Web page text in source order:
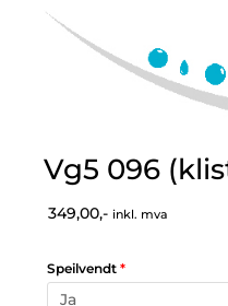
Vg5 096
349,00,- inkl. mva
Speilvendt *